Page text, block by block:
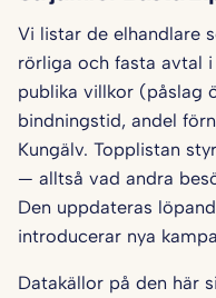
Vi listar de elhandlare
rörliga och fasta avtal
publika villkor (påslag
bindningstid, andel
Kungälv. Topplistan
— alltså vad andra
Den uppdateras
introducerar nya
Datakällor på den här